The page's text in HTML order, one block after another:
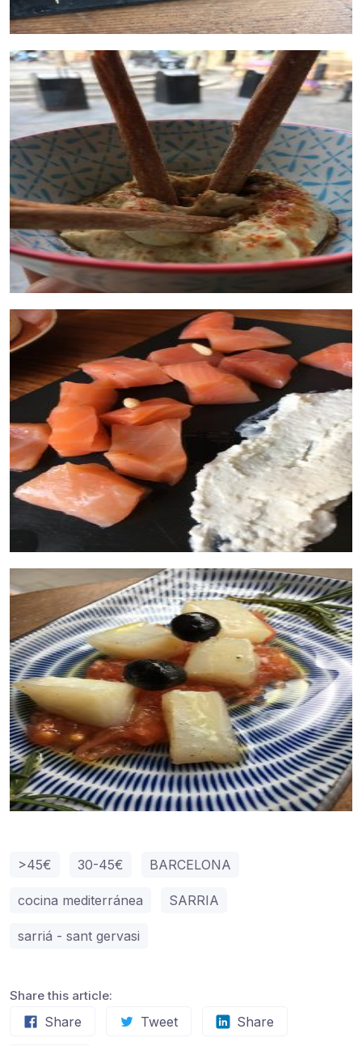
>45€ 30-45€ BARCELONA
cocina mediterránea SARRIA
sarriá - sant gervasi
Share this article:
Share Tweet Share